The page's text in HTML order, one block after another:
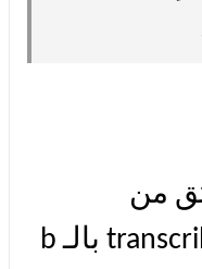
من
(transcription) هو: transcribe بالـ b